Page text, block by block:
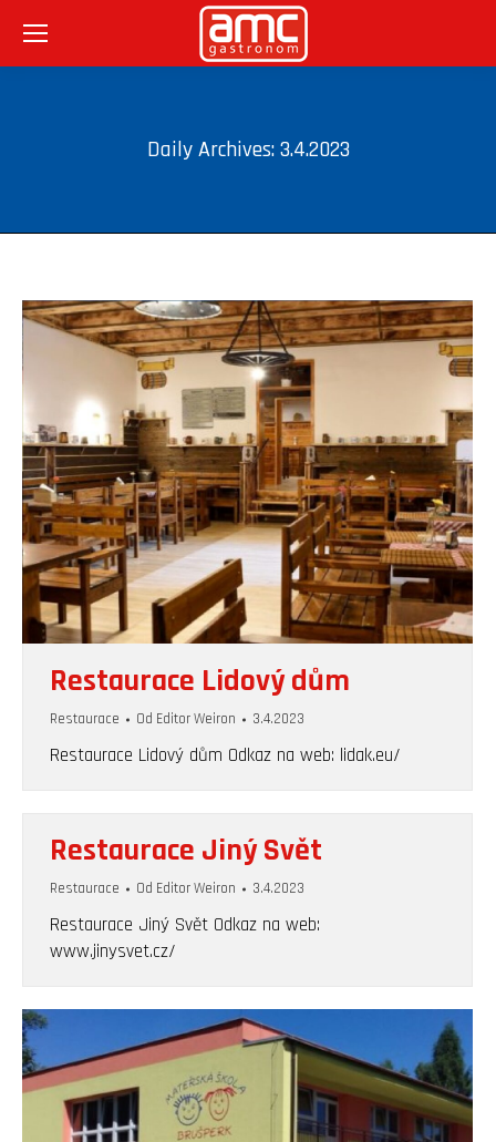
Daily Archives:3.4.2023
Restaurace Lidový dům
Restaurace Od Editor Weiron 3.4.2023
Restaurace Lidový dům Odkaz na web: lidak.eu/
Restaurace Jiný Svět
Restaurace Od Editor Weiron 3.4.2023
Restaurace Jiný Svět Odkaz na web:
www.jinysvet.cz/